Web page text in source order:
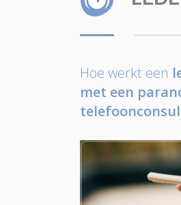
Hoe werkt een
met een